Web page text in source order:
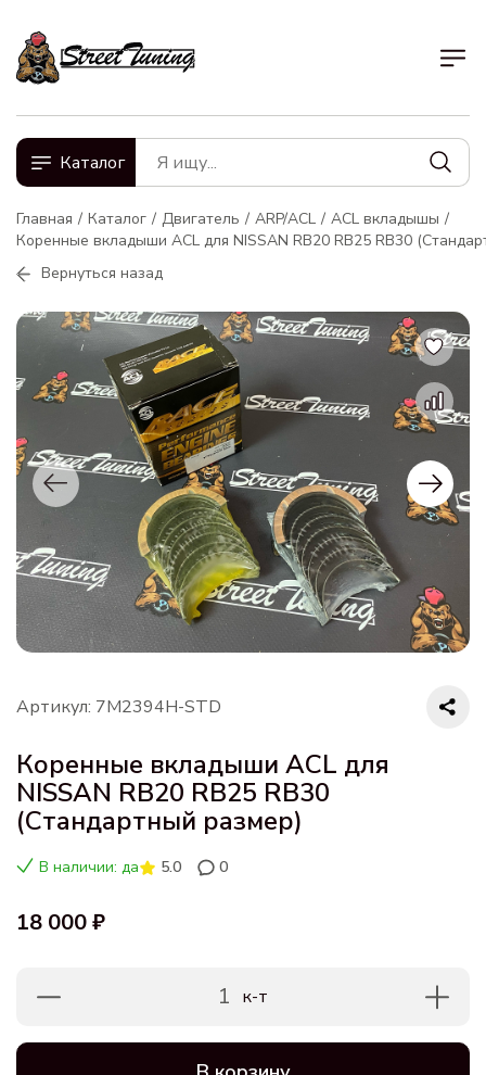
Каталог
Главная Каталог Двигатель ARP/ACL
ACL вкладышы
Коренные вкладыши ACL для NISSAN RB20 RB25 RB30
Вернуться назад
Артикул: 7M2394H-STD
Коренные вкладыши ACL для
NISSAN RB20 RB25 RB30
(Стандартный размер)
В наличии: да 5.0 0
18 000 ₽
1 к-т